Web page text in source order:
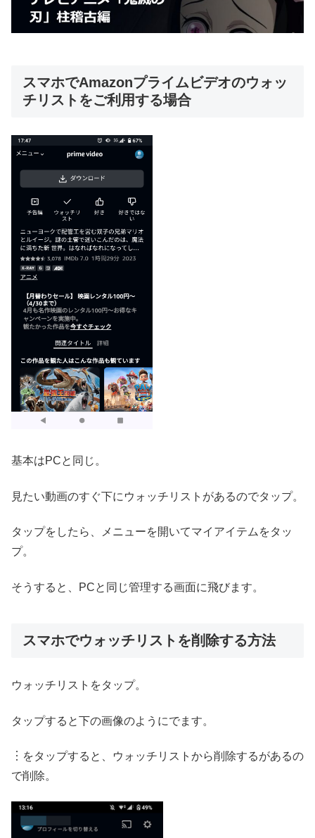
スマホでAmazonプライムビデオのウォッ
チリストをご利用する場合
基本はPCと同じ。
見たい動画のすぐ下にウォッチリストがあるのでタップ。
タップをしたら、メニューを開いてマイアイテムをタッ
プ。
そうすると、PCと同じ管理する画面に飛びます。
スマホでウォッチリストを削除する方法
ウォッチリストをタップ。
タップすると下の画像のようにでます。
︙をタップすると、ウォッチリストから削除するがあるの
で削除。